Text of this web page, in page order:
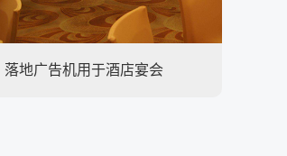
落地广告机用于酒店宴会